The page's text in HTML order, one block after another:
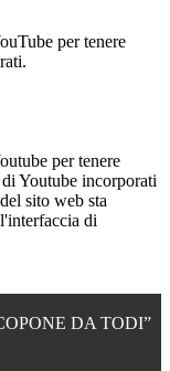
per tenere
per tenere
Youtube incorporati
sito web sta
di
DA TODI”